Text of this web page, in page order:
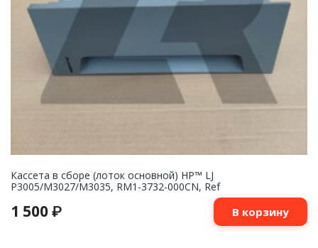
Кассета в сборе (лоток основной) HP™ LJ
P3005/M3027/M3035, RM1-3732-000CN, Ref
1 500 ₽ В корзину